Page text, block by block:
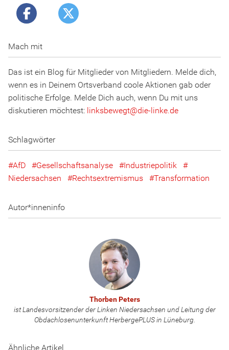
Mach mit
Das ist ein Blog für Mitglieder von Mitgliedern. Melde dich,
wenn es in Deinem Ortsverband coole Aktionen gab oder
politische Erfolge. Melde Dich auch, wenn Du mit uns
diskutieren möchtest: linksbewegt@die-linke.de
Schlagwörter
AfD Gesellschaftsanalyse
Industriepolitik
Niedersachsen
Rechtsextremismus Transformation
Autor*inneninfo
Thorben Peters
ist Landesvorsitzender der Linken Niedersachsen und Leitung der
Obdachlosenunterkunft HerbergePLUS in Lüneburg.
Ähnliche Artikel